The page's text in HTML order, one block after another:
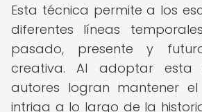
Esta técnica permite a los
diferentes líneas
pasado, presente y
creativa. Al adoptar esta
autores logran mantener
intriga a lo largo de la